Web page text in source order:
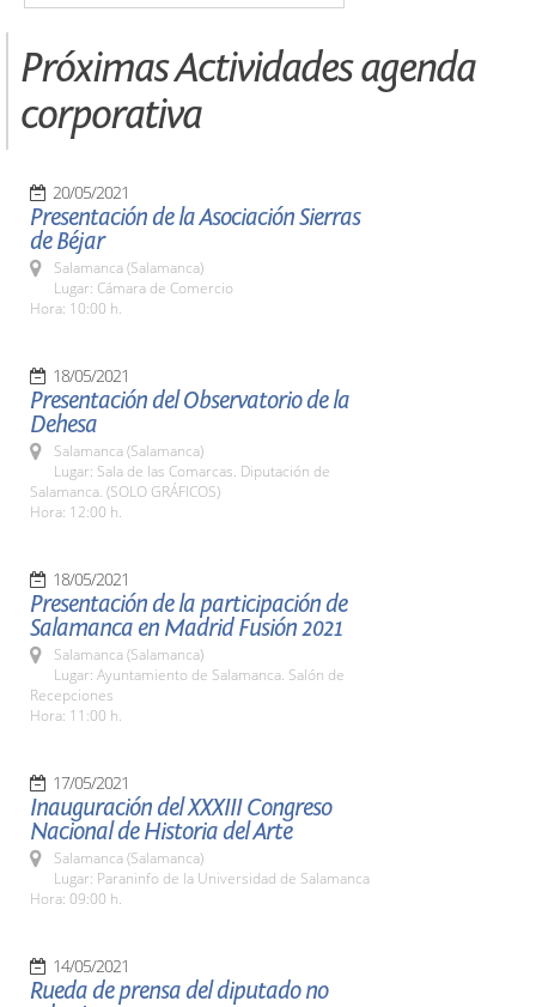
Próximas Actividades agenda
corporativa
20/05/2021
Presentación de la Asociación Sierras
de Béjar
Salamanca (Salamanca)
Lugar: Cámara de Comercio
Hora: 10:00 h.
18/05/2021
Presentación del Observatorio de la
Dehesa
Salamanca (Salamanca)
Lugar: Sala de las Comarcas. Diputación de
Salamanca. (SOLO GRÁFICOS)
Hora: 12:00 h.
18/05/2021
Presentación de la participación de
Salamanca en Madrid Fusión 2021
Salamanca (Salamanca)
Lugar: Ayuntamiento de Salamanca. Salón de
Recepciones
Hora: 11:00 h.
17/05/2021
Inauguración del XXXIII Congreso
Nacional de Historia del Arte
Salamanca (Salamanca)
Lugar: Paraninfo de la Universidad de Salamanca
Hora: 09:00 h.
14/05/2021
Rueda de prensa del diputado no